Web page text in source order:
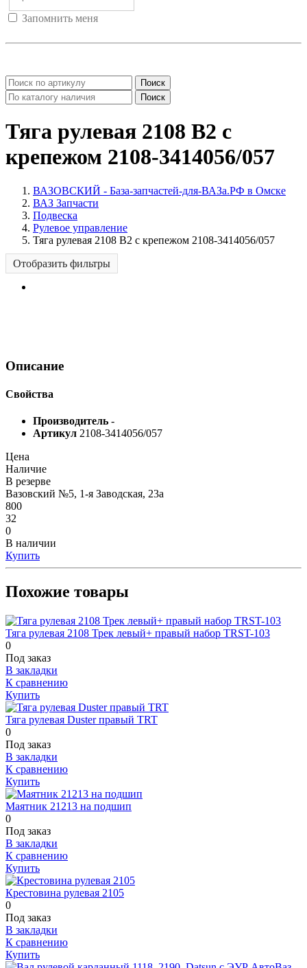
Запомнить меня
Поиск
Поиск
Тяга рулевая 2108 В2 с
крепежом 2108-3414056/057
ВАЗОВСКИЙ - База-запчастей-для-ВАЗа.РФ в Омске
ВАЗ Запчасти
Подвеска
Рулевое управление
Тяга рулевая 2108 В2 с крепежом 2108-3414056/057
Отобразить фильтры
Описание
Свойства
Производитель -
Артикул 2108-3414056/057
Цена
Наличие
В резерве
Вазовский №5, 1-я Заводская, 23а
800
32
0
В наличии
Купить
Похожие товары
Тяга рулевая 2108 Трек левый+ правый набор TRST-103
0
Под заказ
В закладки
К сравнению
Купить
Тяга рулевая Duster правый TRT
0
Под заказ
В закладки
К сравнению
Купить
Маятник 21213 на подшип
0
Под заказ
В закладки
К сравнению
Купить
Крестовина рулевая 2105
0
Под заказ
В закладки
К сравнению
Купить